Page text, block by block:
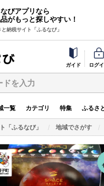
びアプリなら
がもっと探しやすい！
納税サイト「ふるなび」
ガイド ログ
ドを入力
一覧 カテゴリ 特集 ふるさ
「ふるなび」 地域でさがす